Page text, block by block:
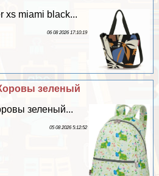
xs miami black...
06 08 2026 17:10:19
зеленый
зеленый...
05 08 2026 5:12:52